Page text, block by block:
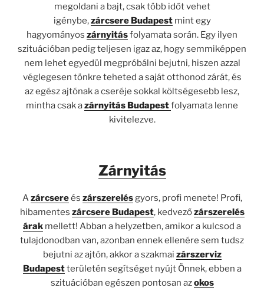
megoldani a bajt, csak több időt vehet
igénybe,zárcsere Budapestmint egy
hagyományos zárnyitásfolyamata során. Egy ilyen
szituációban pedig teljesen igaz az, hogy semmiképpen
nem lehet egyedül megpróbálni bejutni, hiszen azzal
véglegesen tönkre teheted a saját otthonod zárát, és
az egész ajtónak a cseréje sokkal költségesebb lesz,
mintha csak azárnyitás Budapestfolyamata lenne
kivitelezve.
Zárnyitás
Azárcsereés zárszerelésgyors, profi menete! Profi,
hibamentes zárcsere Budapest, kedvezőzárszerelés
árak mellett! Abban a helyzetben, amikor a kulcsod a
tulajdonodban van, azonban ennek ellenére sem tudsz
bejutni az ajtón, akkor a szakmai zárszerviz
Budapestterületén segítséget nyújt Önnek, ebben a
szituációban egészen pontosan azokos